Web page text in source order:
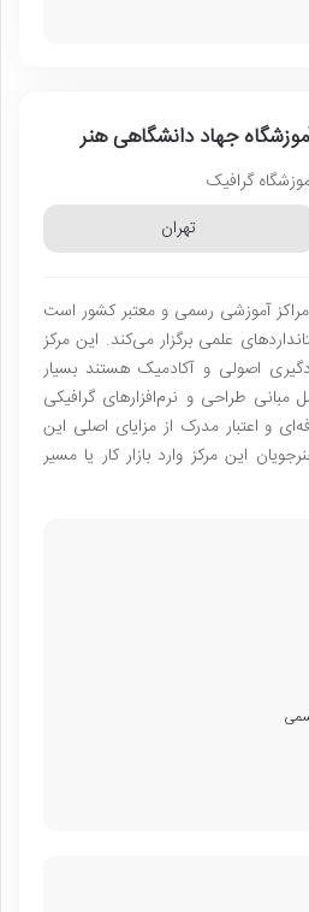
جهاد دانشگاهی هنر
گرافیک
تهران
آموزشی رسمی و معتبر کشور است
علمی برگزار می‌کند. این مرکز
اصولی و آکادمیک هستند بسیار
طراحی و نرم‌افزارهای گرافیکی
و اعتبار مدرک از مزایای اصلی این
این مرکز وارد بازار کار یا مسیر